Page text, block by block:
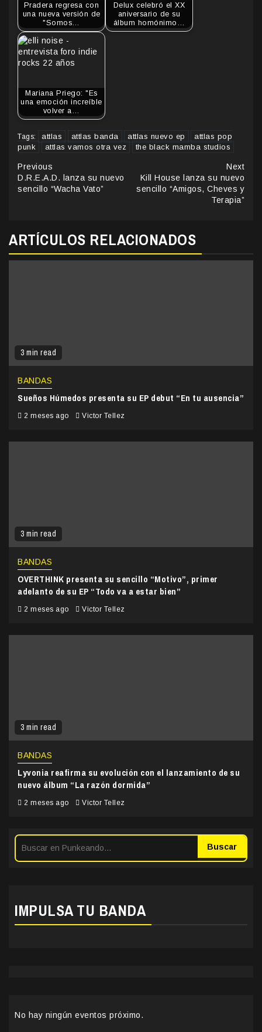
Pradera regresa con
una nueva versión de
"Somos…
Delux celebró el XX
aniversario de su
álbum homónimo…
Mariana Priego: "Es
una emoción increíble
volver a…
Tags: attlas attlas banda attlas nuevo ep
attlas pop
punk
attlas vamos otra vez the black mamba studios
Continue
Reading
Previous
D.R.E.A.D. lanza su nuevo
sencillo “Wacha Vato”
Next
Kill House lanza su nuevo
sencillo “Amigos, Cheves y
Terapia”
ARTÍCULOS RELACIONADOS
3 min read
BANDAS
Sueños Húmedos presenta su EP debut “En tu ausencia”
2 meses ago Victor Tellez
3 min read
BANDAS
OVERTHINK presenta su sencillo “Motivo”, primer
adelanto de su EP “Todo va a estar bien”
2 meses ago Victor Tellez
3 min read
BANDAS
Lyvonia reafirma su evolución con el lanzamiento de su
nuevo álbum “La razón dormida”
2 meses ago Victor Tellez
Buscar
IMPULSA TU BANDA
No hay ningún eventos próximo.